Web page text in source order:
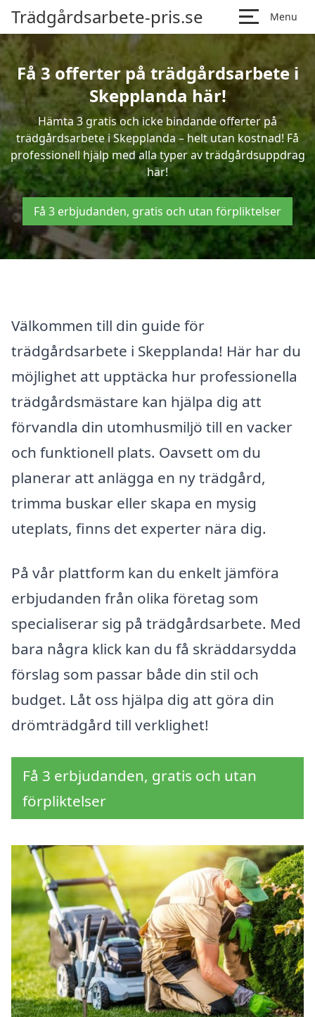
Trädgårdsarbete-pris.se Menu
Få 3 offerter på trädgårdsarbete i
Skepplanda här!
Hämta 3 gratis och icke bindande offerter på
trädgårdsarbete i Skepplanda – helt utan kostnad! Få
professionell hjälp med alla typer av trädgårdsuppdrag
här!
Få 3 erbjudanden, gratis och utan förpliktelser
Välkommen till din guide för
trädgårdsarbete i Skepplanda! Här har du
möjlighet att upptäcka hur professionella
trädgårdsmästare kan hjälpa dig att
förvandla din utomhusmiljö till en vacker
och funktionell plats. Oavsett om du
planerar att anlägga en ny trädgård,
trimma buskar eller skapa en mysig
uteplats, finns det experter nära dig.
På vår plattform kan du enkelt jämföra
erbjudanden från olika företag som
specialiserar sig på trädgårdsarbete. Med
bara några klick kan du få skräddarsydda
förslag som passar både din stil och
budget. Låt oss hjälpa dig att göra din
drömträdgård till verklighet!
Få 3 erbjudanden, gratis och utan
förpliktelser